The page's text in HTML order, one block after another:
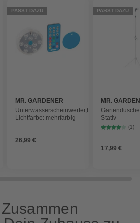
PASST DAZU
MR. GARDENER
Unterwasserscheinwerfer,batteriebetrieben,
Lichtfarbe: mehrfarbig
26,99 €
PASST DAZU
MR.
Stativ
(1)
17,99 €